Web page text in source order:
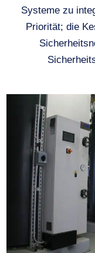
Systeme zu
Priorität; die